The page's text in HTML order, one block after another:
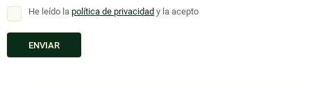
He leído lapolítica de privacidad y la acepto